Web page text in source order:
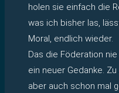
holen sie einfach die
was ich bisher las,
Moral, endlich wieder.
Das die Föderation
ein neuer Gedanke.
aber auch schon mal